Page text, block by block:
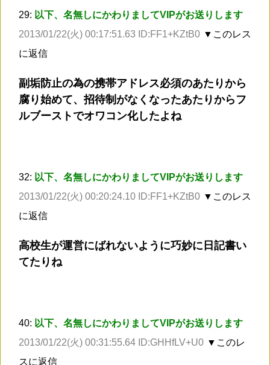
29: 以下、名無しにかわりましてVIPがお送りします
2013/01/22(火) 00:17:51.63 ID:FF1+KZtB0 ▼このレス
に返信
副垢防止の為の携帯アドレス必須のあたりから
腐り始めて、招待制がなくなったあたりからフ
ルブーストでオワコン化したよね
32: 以下、名無しにかわりましてVIPがお送りします
2013/01/22(火) 00:20:24.10 ID:FF1+KZtB0 ▼このレス
に返信
高校生が運営にばれないように巧妙に日記書い
てたりね
40: 以下、名無しにかわりましてVIPがお送りします
2013/01/22(火) 00:31:55.64 ID:GHHfLV+U0 ▼このレ
スに返信